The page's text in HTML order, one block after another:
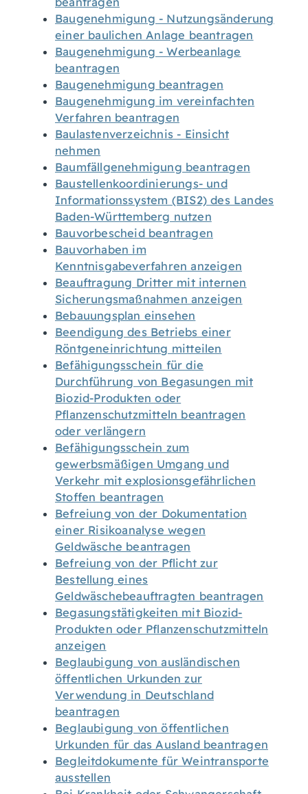
Baugenehmigung - Nutzungsänderung
einer baulichen Anlage beantragen
Baugenehmigung - Werbeanlage
beantragen
Baugenehmigung beantragen
Baugenehmigung im vereinfachten
Verfahren beantragen
Baulastenverzeichnis - Einsicht
nehmen
Baumfällgenehmigung beantragen
Baustellenkoordinierungs- und
Informationssystem (BIS2) des Landes
Baden-Württemberg nutzen
Bauvorbescheid beantragen
Bauvorhaben im
Kenntnisgabeverfahren anzeigen
Beauftragung Dritter mit internen
Sicherungsmaßnahmen anzeigen
Bebauungsplan einsehen
Beendigung des Betriebs einer
Röntgeneinrichtung mitteilen
Befähigungsschein für die
Durchführung von Begasungen mit
Biozid-Produkten oder
Pflanzenschutzmitteln beantragen
oder verlängern
Befähigungsschein zum
gewerbsmäßigen Umgang und
Verkehr mit explosionsgefährlichen
Stoffen beantragen
Befreiung von der Dokumentation
einer Risikoanalyse wegen
Geldwäsche beantragen
Befreiung von der Pflicht zur
Bestellung eines
Geldwäschebeauftragten beantragen
Begasungstätigkeiten mit Biozid-
Produkten oder Pflanzenschutzmitteln
anzeigen
Beglaubigung von ausländischen
öffentlichen Urkunden zur
Verwendung in Deutschland
beantragen
Beglaubigung von öffentlichen
Urkunden für das Ausland beantragen
Begleitdokumente für Weintransporte
ausstellen